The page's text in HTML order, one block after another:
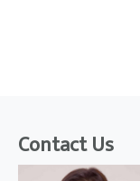
Contact Us